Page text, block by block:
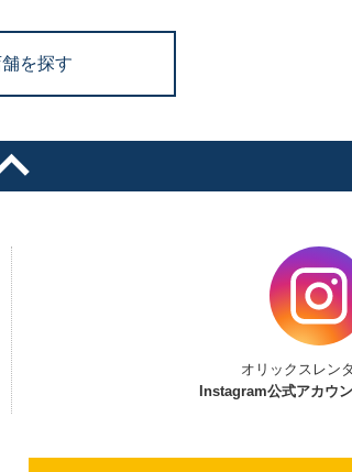
を探す
オリックスレン
Instagram公式アカウ